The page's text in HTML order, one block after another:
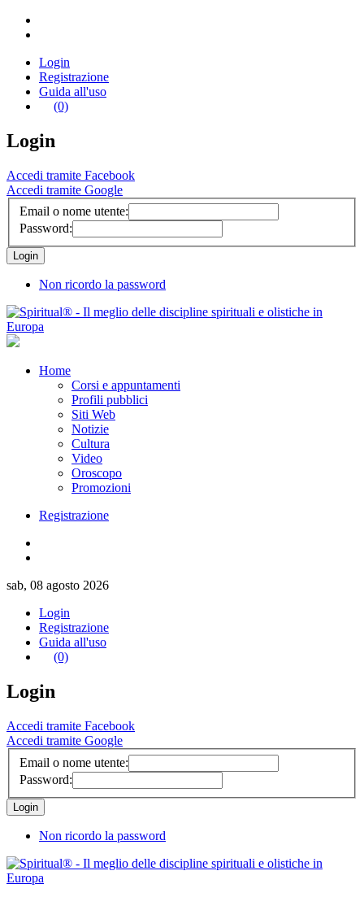
Login
Registrazione
Guida all'uso
(0)
Login
Accedi tramite Facebook
Accedi tramite Google
Email o nome utente:
Password:
Non ricordo la password
Home
Corsi e appuntamenti
Profili pubblici
Siti Web
Notizie
Cultura
Video
Oroscopo
Promozioni
Registrazione
sab, 08 agosto 2026
Login
Registrazione
Guida all'uso
(0)
Login
Accedi tramite Facebook
Accedi tramite Google
Email o nome utente:
Password:
Non ricordo la password